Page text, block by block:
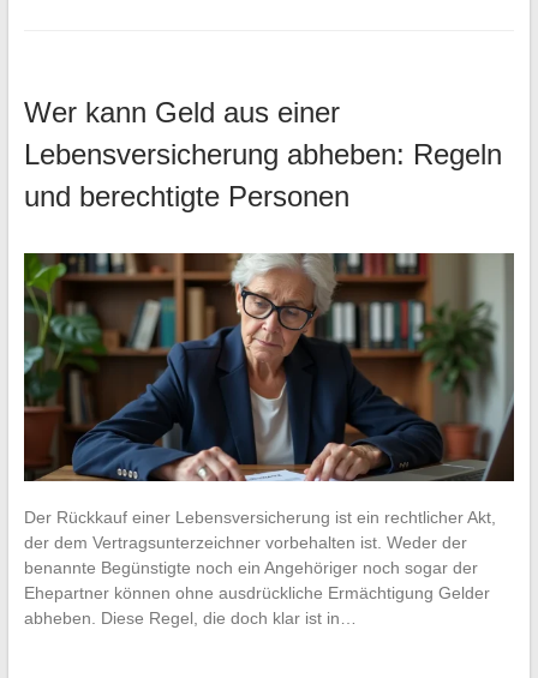
Wer kann Geld aus einer
Lebensversicherung abheben: Regeln
und berechtigte Personen
Der Rückkauf einer Lebensversicherung ist ein rechtlicher Akt,
der dem Vertragsunterzeichner vorbehalten ist. Weder der
benannte Begünstigte noch ein Angehöriger noch sogar der
Ehepartner können ohne ausdrückliche Ermächtigung Gelder
abheben. Diese Regel, die doch klar ist in…